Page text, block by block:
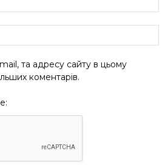
та адресу сайту в цьому
коментарів.